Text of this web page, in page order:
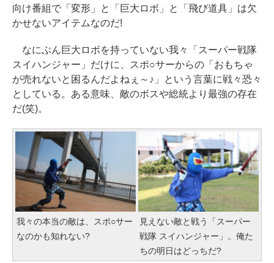
向け番組で「変形」と「巨大ロボ」と「飛び道具」は欠
かせないアイテムなのだ!
なにぶん巨大ロボを持っていない我々「スーパー戦隊
スイハンジャー」だけに、スポ○サーからの「おもちゃ
が売れないと困るんだよねぇ～♪」という言葉に戦々恐々
としている。ある意味、敵のボスや総統より最強の存在
だ(笑)。
我々の本当の敵は、スポ○サー
なのかも知れない?
見えない敵と戦う「スーパー
戦隊 スイハンジャー」。俺た
ちの明日はどっちだ?